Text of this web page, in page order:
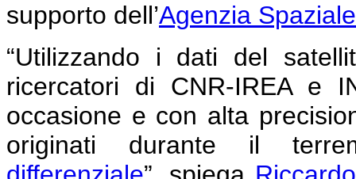
supporto dell’Agenzia
“Utilizzando i dati del
ricercatori di CNR-IREA e
occasione e con alta
originati durante il